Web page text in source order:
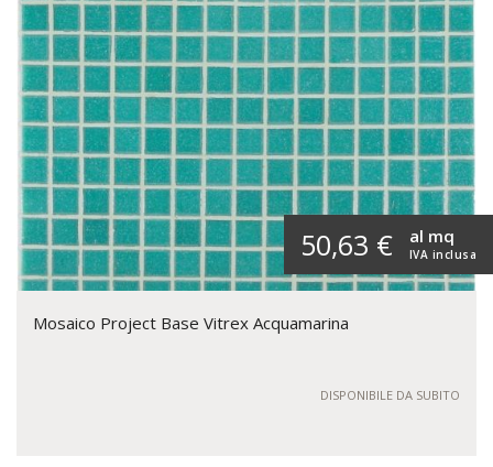
50,63 € IVA inclusa
al mq
Mosaico Project Base Vitrex Acquamarina
DISPONIBILE DA SUBITO